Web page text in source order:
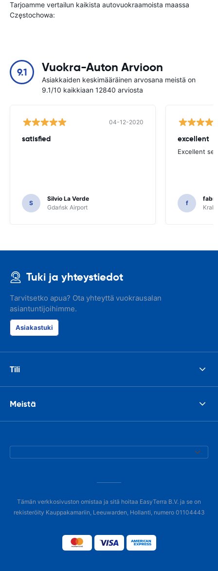
Tarjoamme vertailun kaikista autovuokraamoista maassa
Częstochowa:
9.1 Vuokra-Auton Arvioon
Asiakkaiden keskimääräinen arvosana meistä on
9.1/10 kaikkiaan 12840 arviosta
04-12-2020
satisfied
S
Silvio La Verde
Gdańsk Airport
excellent
Excellent
f
Tuki ja yhteystiedot
Tarvitsetko apua? Ota yhteyttä vuokrausalan
asiantuntijoihimme.
Asiakastuki
Tili
Meistä
Tämän verkkosivuston omistaa ja sitä hoitaa EasyTerra B.V. ja se on
rekisteröity Kauppakamariin, Leeuwarden, Hollanti, numero 01104443